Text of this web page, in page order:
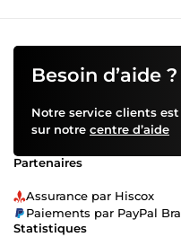
Besoin d’aide ?
Notre service clients
sur notre centre d’aide
Partenaires
Assurance par Hiscox
Paiements par PayPal
Statistiques